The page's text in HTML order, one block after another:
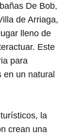
De Bob,
de Arriaga,
lleno de
Este
para
en un natural
la
crean una